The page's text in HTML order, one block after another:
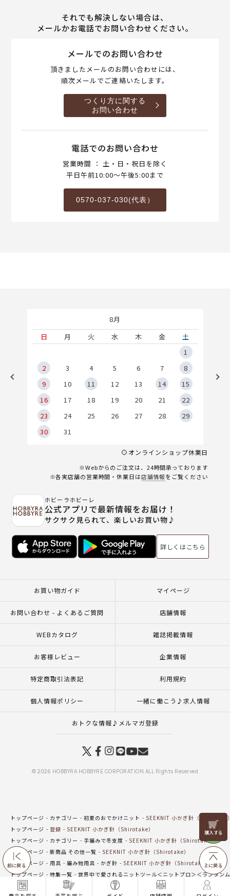
前に戻る
リリヤン
フェア
上に戻る
それでも解決しない場合は、
メールかお電話でお問い合わせください。
メールでのお問い合わせ
頂きましたメールのお問い合わせには、
順次メールでご連絡いたします。
つくり方に関する
お問い合わせ
電話でのお問い合わせ
営業時間 ： 土・日・祝日を除く
平日午前10:00～午後5:00まで
0570-037-030(代表）
8月
日
月 火 水 木 金
土
1
2
3 4 5 6 7
8
9
10 11 12 13 14
15
16
17 18 19 20 21
22
23
24 25 26 27 28
29
30
31
オンラインショップ休業日
※Webからのご注文は、24時間承っております
※各実店舗の営業時間・休業日は店舗情報をご覧ください
ホビーラホビーレ
公式アプリで最新情報をお届け！
サクサク見られて、楽しいお買い物♪
詳しくはこちら
お買い物ガイド マイページ
お問い合わせ - よくあるご質問 店舗情報
WEBカタログ 雑誌掲載情報
お客様レビュー 企業情報
特定商取引法表記 利用規約
個人情報ポリシー 一緒に働こう♪求人情報
おトクな情報♪メルマガ登録
© 2026 HOBBYRA HOBBYRE CORPORATION ALL Rights Reserved
トップページ カテゴリー 初夏のおでかけニット
SEEKNIT 小かぎ針（Shirotake
トップページ
登録
SEEKNIT 小かぎ針（Shirotake）
トップページ
カテゴリー 手編みで冬支度
SEEKNIT 小かぎ針（Shirotake）
トップページ
新商品 その他一覧
SEEKNIT 小かぎ針（Shirotake）
トップページ
用具 編み物用具 かぎ針
SEEKNIT 小かぎ針（Shirotake）
トップページ
特集一覧
世界中で愛されるニットツール＜ニットプロ＞＜ランタン
トップページ
カテゴリー 小物で楽しむクロッシェスタイル
SEEKNIT 小かぎ針